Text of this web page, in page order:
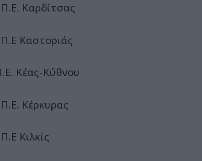
Καρδίτσας
Καστοριάς
Κέας-Κύθνου
Κέρκυρας
Κιλκίς